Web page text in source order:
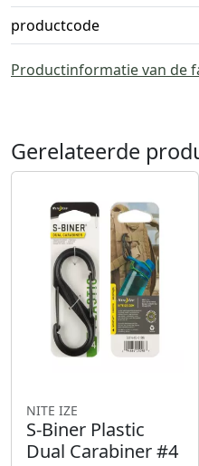
productcode
Productinformatie van de
Gerelateerde
NITE IZE
S-Biner Plastic
Dual Carabiner #4